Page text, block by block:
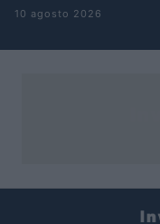
Pular para o conteúdo
10 agosto 2026